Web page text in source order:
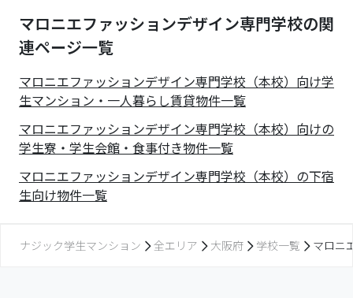
マロニエファッションデザイン専門学校の関
連ページ一覧
マロニエファッションデザイン専門学校（本校）向け学
生マンション・一人暮らし賃貸物件一覧
マロニエファッションデザイン専門学校（本校）向けの
学生寮・学生会館・食事付き物件一覧
マロニエファッションデザイン専門学校（本校）の下宿
生向け物件一覧
ナジック学生マンション 全エリア 大阪府 学校一覧 マロニ